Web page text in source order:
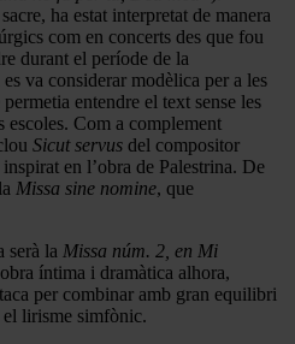
ha estat interpretat de manera
com en concerts des que fou
durant el període de la
va considerar modèlica per a les
entendre el text sense les
escoles. Com a complement
Sicut servus del compositor
en l’obra de Palestrina. De
Missa sine nomine, que
serà la Missa núm. 2, en Mi
íntima i dramàtica alhora,
per combinar amb gran equilibri
el lirisme simfònic.